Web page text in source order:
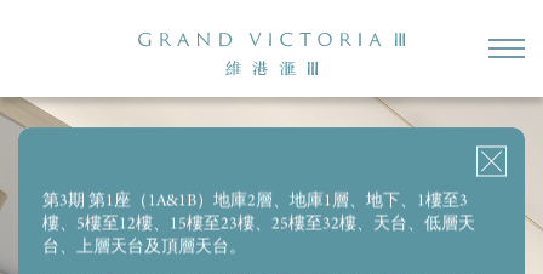
2房
第1座(1A) 18樓A室
第3期 第1座（1A&1B）地庫2層、地庫1層、地下、1樓至3
樓、5樓至12樓、15樓至23樓、25樓至32樓、天台、低層天
台、上層天台及頂層天台。